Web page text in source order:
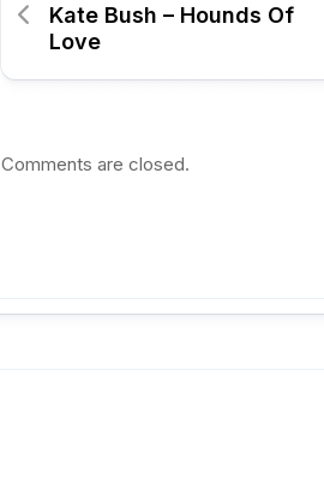
Kate Bush – Hounds Of
Love
Comments are closed.